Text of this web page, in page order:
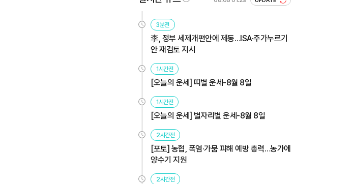
3분전
李, 정부 세제개편안에 제동…ISA·주가누르기
안 재검토 지시
1시간전
[오늘의 운세] 띠별 운세-8월 8일
1시간전
[오늘의 운세] 별자리별 운세-8월 8일
2시간전
[포토] 농협, 폭염·가뭄 피해 예방 총력…농가에
양수기 지원
2시간전